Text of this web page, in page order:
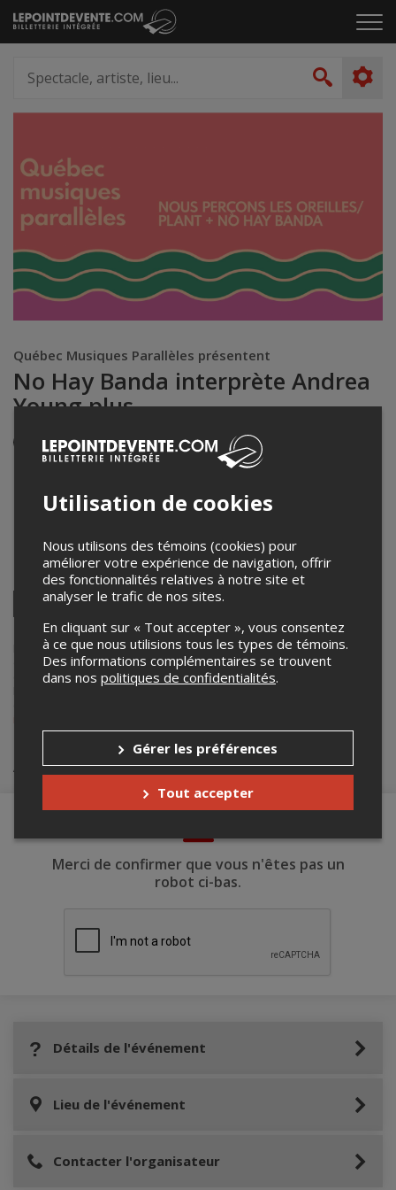
Passer
au
le
artiste,
lieu...
Québec Musiques Parallèles présentent
No Hay Banda interprète Andrea
Young plus
Événement en personne
12 octobre 2022
La Sala Rossa
Partagez cet événement
Facebook
Twitter
Linkedin PinterestEnvoyer
par
courriel
Lepointdevente.com agit à titre de mandataire pour Casa Del Popolo
dans le cadre de l’affichage en ligne et la vente de billets pour ses
événements.
Pour plus d’information à propos de cet événement, veuillez
Achat de billets
Merci de confirmer que vous n'êtes pas un
robot ci-bas.
Détails de l'événement
Lieu de l'événement
Contacter l'organisateur
Utilisation de cookies
Nous utilisons des témoins (cookies) pour
améliorer votre expérience de navigation, offrir
des fonctionnalités relatives à notre site et
analyser le trafic de nos sites.
En cliquant sur « Tout accepter », vous consentez
à ce que nous utilisions tous les types de témoins.
Des informations complémentaires se trouvent
dans nos politiques de confidentialités.
Gérer les préférences
Tout accepter